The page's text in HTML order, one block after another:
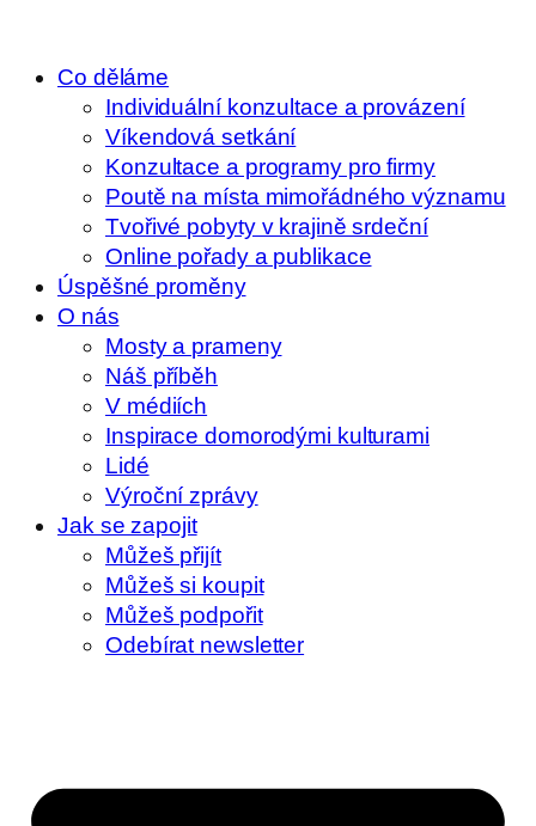
Co děláme
Individuální konzultace a provázení
Víkendová setkání
Konzultace a programy pro firmy
Poutě na místa mimořádného významu
Tvořivé pobyty v krajině srdeční
Online pořady a publikace
Úspěšné proměny
O nás
Mosty a prameny
Náš příběh
V médiích
Inspirace domorodými kulturami
Lidé
Výroční zprávy
Jak se zapojit
Můžeš přijít
Můžeš si koupit
Můžeš podpořit
Odebírat newsletter